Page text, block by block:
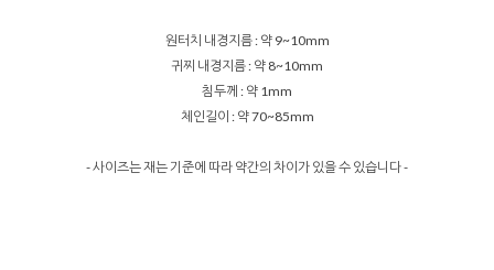
원터치 내경지름 : 약 9~10mm
귀찌 내경지름 : 약 8~10mm
침두께 : 약 1mm
체인길이 : 약 70~85mm
- 사이즈는 재는 기준에 따라 약간의 차이가 있을 수 있습니다 -